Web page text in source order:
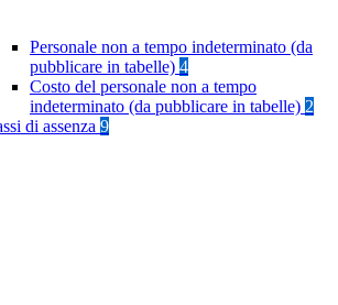
Personale non a tempo indeterminato (da
pubblicare in tabelle) 4
Costo del personale non a tempo
indeterminato (da pubblicare in tabelle) 2
di assenza 9